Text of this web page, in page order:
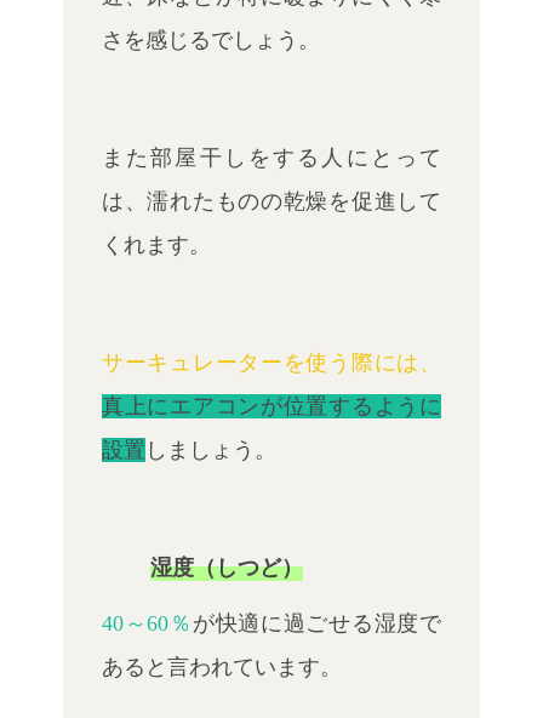
さを感じるでしょう。
また部屋干しをする人にとって
は、濡れたものの乾燥を促進して
くれます。
サーキュレーターを使う際には、
真上にエアコンが位置するように
設置 しましょう。
湿度（しつど）
40～60％ が快適に過ごせる湿度で
あると言われています。